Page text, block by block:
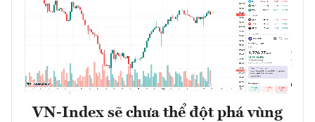
VN-Index sẽ chưa thể đột phá vùng